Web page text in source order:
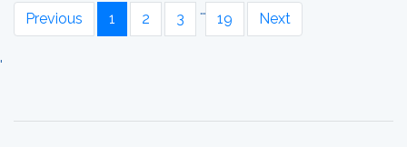
Previous 1 2 3
…
19 Next
'